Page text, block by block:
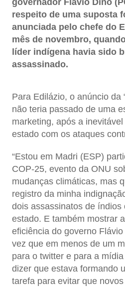
governador Flávio Dino
respeito de uma suposta
anunciada pelo chefe do
mês de novembro,
líder indígena havia sido
assassinado.
Para Edilázio, o anúncio da
não teria passado de uma
marketing, após a
estado com os ataques
“Estou em Madri (ESP)
COP-25, evento da ONU
mudanças climáticas, mas
registro da minha
dois assassinatos de índios
estado. E também mostrar
eficiência do governo
vez que em menos de um
para o twitter e para a mídia
dizer que estava formando
tarefa para evitar que